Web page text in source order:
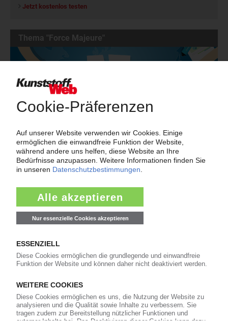
Jetzt kostenlos testen
Thema "Force Majeure"
Fragen und Antworten: Was Kunst­stoff­verarbeiter wissen müssen,
wenn der Lieferant nicht mehr liefert – Informationen zum
Themenkomplex Force Majeure, Corona und Kunststoff-
Preisentwicklung sowie Tipps für die Praxis.
Über das KunststoffWeb